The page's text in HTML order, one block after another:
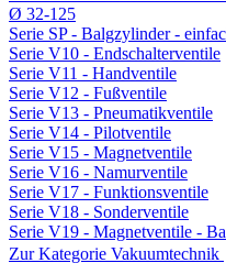
Ø 32-125
Serie SP - Balgzylinder -
Serie V10 - Endschalterventile
Serie V11 - Handventile
Serie V12 - Fußventile
Serie V13 - Pneumatikventile
Serie V14 - Pilotventile
Serie V15 - Magnetventile
Serie V16 - Namurventile
Serie V17 - Funktionsventile
Serie V18 - Sonderventile
Serie V19 - Magnetventile -
Zur Kategorie Vakuumtechnik